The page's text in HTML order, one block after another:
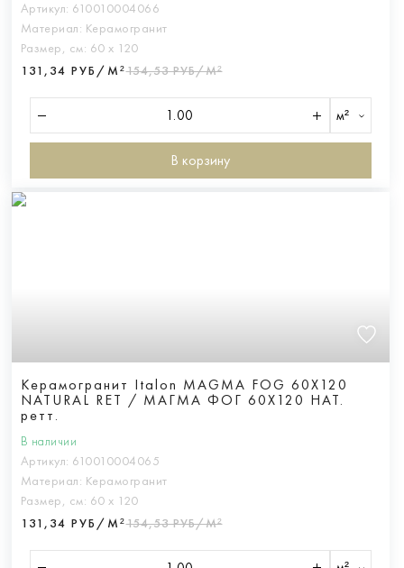
Артикул: 610010004066
Материал: Керамогранит
Размер, см: 60 х 120
131,34 РУБ/М²154,53 РУБ/М²
м²
В корзину
Керамогранит Italon MAGMA FOG 60X120
NATURAL RET / МАГМА ФОГ 60X120 НАТ.
ретт.
В наличии
Артикул: 610010004065
Материал: Керамогранит
Размер, см: 60 х 120
131,34 РУБ/М²154,53 РУБ/М²